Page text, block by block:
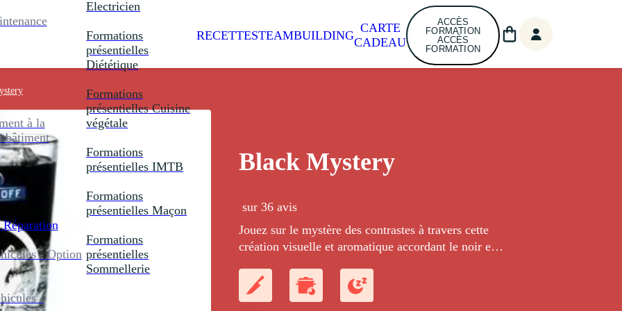
à la
bâtiment
- Option
-
Electricien
Formations
présentielles
Diététique
Formations
présentielles Cuisine
végétale
Formations
présentielles IMTB
Formations
présentielles Maçon
Formations
présentielles
Sommellerie
RECETTESTEAMBUILDING
CARTE
CADEAU
ACCÈS
FORMATION
ACCÈS
FORMATION
Black Mystery
sur 36 avis
Jouez sur le mystère des contrastes à travers cette
création visuelle et aromatique accordant le noir et